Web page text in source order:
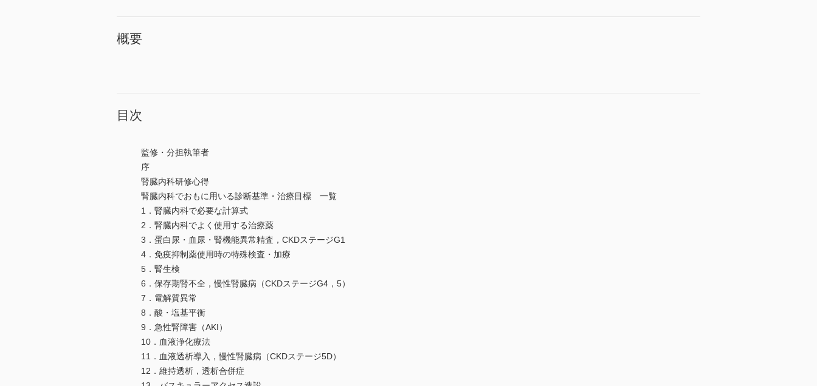
概要
目次
監修・分担執筆者
序
腎臓内科研修心得
腎臓内科でおもに用いる診断基準・治療目標 一覧
1．腎臓内科で必要な計算式
2．腎臓内科でよく使用する治療薬
3．蛋白尿・血尿・腎機能異常精査，CKDステージG1
4．免疫抑制薬使用時の特殊検査・加療
5．腎生検
6．保存期腎不全，慢性腎臓病（CKDステージG4，5）
7．電解質異常
8．酸・塩基平衡
9．急性腎障害（AKI）
10．血液浄化療法
11．血液透析導入，慢性腎臓病（CKDステージ5D）
12．維持透析，透析合併症